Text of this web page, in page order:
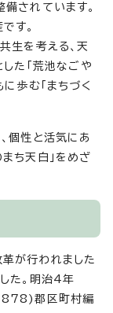
されています。
す。
生を考える、天
した「荒池なごや
歩む「まちづく
個性と活気にあ
ち天白」をめざ
が行われました
た。明治4年
郡区町村編